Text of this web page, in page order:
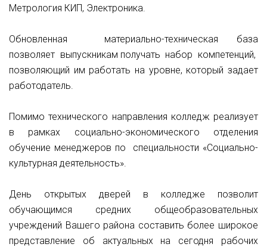
Метрология КИП, Электроника.
Обновленная материально-техническая база
позволяет выпускникам получать набор компетенций,
позволяющий им работать на уровне, который задает
работодатель.
Помимо технического направления колледж реализует
в рамках социально-экономического отделения
обучение менеджеров по специальности «Социально-
культурная деятельность».
День открытых дверей в колледже позволит
обучающимся средних общеобразовательных
учреждений Вашего района составить более широкое
представление об актуальных на сегодня рабочих